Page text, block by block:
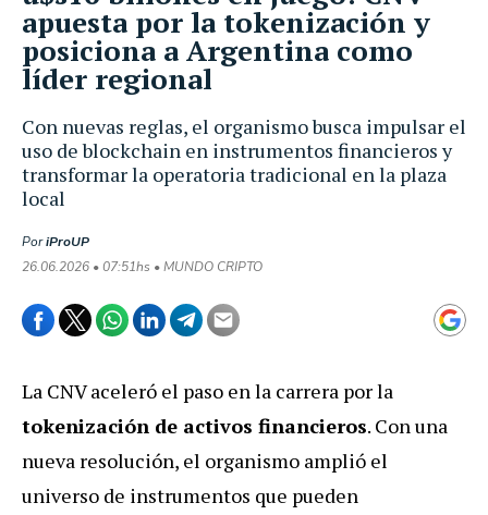
Con nuevas reglas, el organismo busca impulsar el
uso de blockchain en instrumentos financieros y
transformar la operatoria tradicional en la plaza
local
PoriProUP
26.06.2026 • 07:51hs • MUNDO CRIPTO
apuesta por la tokenización y
posiciona a Argentina como
líder regional
La CNV aceleró el paso en la carrera por la
tokenización de activos financieros. Con una
nueva resolución, el organismo amplió el
universo de instrumentos que pueden